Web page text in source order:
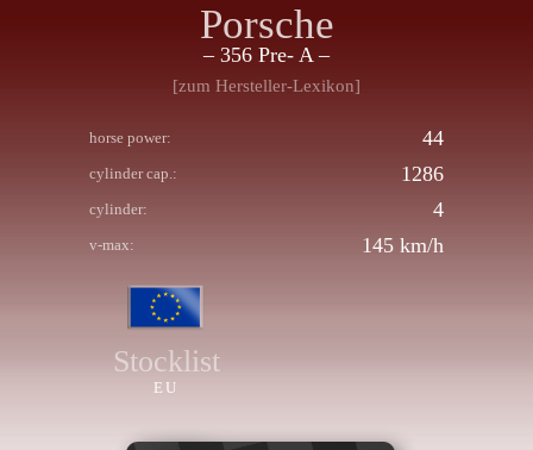
Porsche
– 356 Pre- A –
[zum Hersteller-Lexikon]
horse power: 44
cylinder cap.: 1286
cylinder: 4
v-max: 145 km/h
Stocklist
EU